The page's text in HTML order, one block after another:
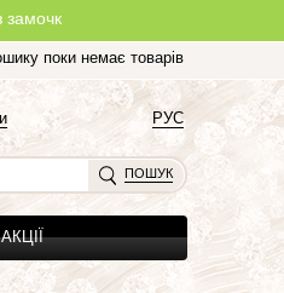
якої нитки, яку Ви оберете на
поки немає товарів
РУС
ПОШУК
АКЦІЇ